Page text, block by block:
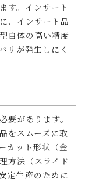
す。インサート
、インサート品
自体の高い精度
リが発生しにく
要があります。
をスムーズに取
カット形状（金
方法（スライド
定生産のために